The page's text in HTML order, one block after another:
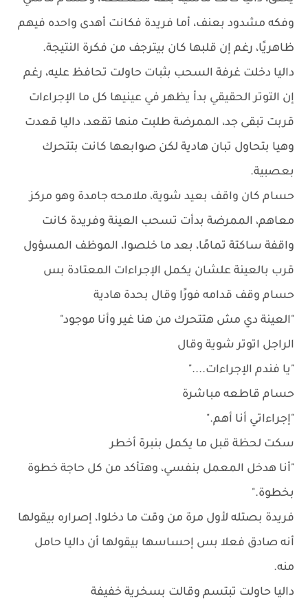
وفكه مشدود بعنف، أما فريدة فكانت أهدى واحده فيهم
ظاهريًا، رغم إن قلبها كان بيترجف من فكرة النتيجة.
داليا دخلت غرفة السحب بثبات حاولت تحافظ عليه، رغم
إن التوتر الحقيقي بدأ يظهر في عينيها كل ما الإجراءات
قربت تبقى جد، الممرضة طلبت منها تقعد، داليا قعدت
وهيا بتحاول تبان هادية لكن صوابعها كانت بتتحرك
بعصبية.
حسام كان واقف بعيد شوية، ملامحه جامدة وهو مركز
معاهم، الممرضة بدأت تسحب العينة وفريدة كانت
واقفة ساكتة تمامًا، بعد ما خلصوا، الموظف المسؤول
قرب بالعينة علشان يكمل الإجراءات المعتادة بس
حسام وقف قدامه فورًا وقال بحدة هادية
"العينة دي مش هتتحرك من هنا غير وأنا موجود"
الراجل اتوتر شوية وقال
"يا فندم الإجراءات...."
حسام قاطعه مباشرة
"إجراءاتي أنا أهم."
سكت لحظة قبل ما يكمل بنبرة أخطر
"أنا هدخل المعمل بنفسي، وهتأكد من كل حاجة خطوة
بخطوة."
فريدة بصتله لأول مرة من وقت ما دخلوا، إصراره بيقولها
أنه صادق فعلا بس إحساسها بيقولها أن داليا حامل
منه.
داليا حاولت تبتسم وقالت بسخرية خفيفة